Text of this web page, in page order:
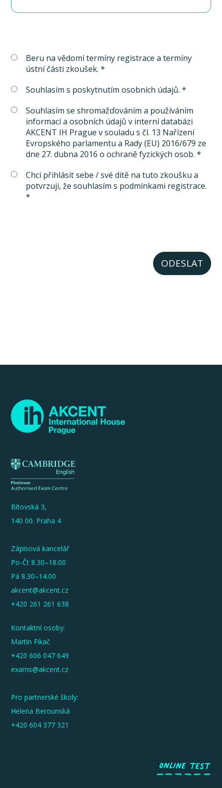
Beru na vědomí termíny registrace a termíny
ústní části zkoušek. *
Souhlasím s poskytnutím osobních údajů. *
Souhlasím se shromažďováním a používáním
informací a osobních údajů v interní databázi
AKCENT IH Prague v souladu s čl. 13 Nařízení
Evropského parlamentu a Rady (EU) 2016/679 ze
dne 27. dubna 2016 o ochraně fyzických osob. *
Chci přihlásit sebe / své dítě na tuto zkoušku a
potvrzuji, že souhlasím s podmínkami registrace.
*
Bítovská 3,
140 00. Praha 4
Zápisová kancelář
Po-Čt 8.30–18.00
Pá 8.30–14.00
akcent@akcent.cz
+420 261 261 638
Kontaktní osoby:
Martin Fikač
+420 606 047 649
exams@akcent.cz
Pro partnerské školy:
Helena Berounská
+420 604 377 321